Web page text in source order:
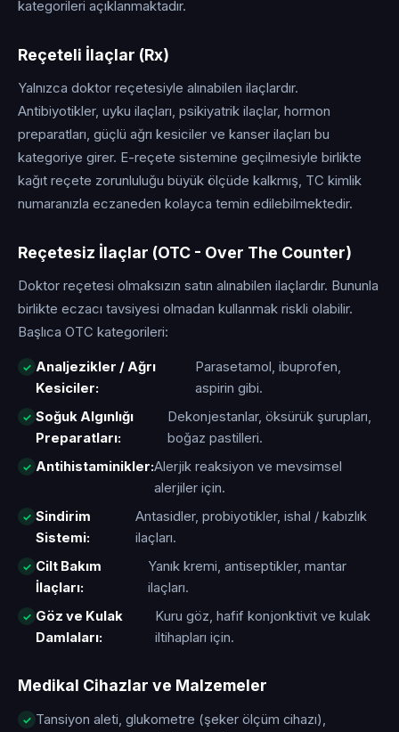
kategorileri açıklanmaktadır.
Reçeteli İlaçlar (Rx)
Yalnızca doktor reçetesiyle alınabilen ilaçlardır.
Antibiyotikler, uyku ilaçları, psikiyatrik ilaçlar, hormon
preparatları, güçlü ağrı kesiciler ve kanser ilaçları bu
kategoriye girer. E-reçete sistemine geçilmesiyle birlikte
kağıt reçete zorunluluğu büyük ölçüde kalkmış, TC kimlik
numaranızla eczaneden kolayca temin edilebilmektedir.
Reçetesiz İlaçlar (OTC - Over The Counter)
Doktor reçetesi olmaksızın satın alınabilen ilaçlardır. Bununla
birlikte eczacı tavsiyesi olmadan kullanmak riskli olabilir.
Başlıca OTC kategorileri:
Analjezikler / Ağrı
Kesiciler:
Parasetamol, ibuprofen,
aspirin gibi.
Soğuk Algınlığı
Preparatları:
Dekonjestanlar, öksürük şurupları,
boğaz pastilleri.
Antihistaminikler:Alerjik reaksiyon ve mevsimsel
alerjiler için.
Sindirim
Sistemi:
Antasidler, probiyotikler, ishal / kabızlık
ilaçları.
Cilt Bakım
İlaçları:
Yanık kremi, antiseptikler, mantar
ilaçları.
Göz ve Kulak
Damlaları:
Kuru göz, hafif konjonktivit ve kulak
iltihapları için.
Medikal Cihazlar ve Malzemeler
Tansiyon aleti, glukometre (şeker ölçüm cihazı),